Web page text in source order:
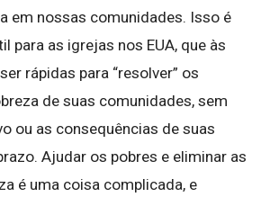
em nossas comunidades. Isso é
para as igrejas nos EUA, que às
rápidas para “resolver” os
de suas comunidades, sem
ou as consequências de suas
Ajudar os pobres e eliminar as
é uma coisa complicada, e